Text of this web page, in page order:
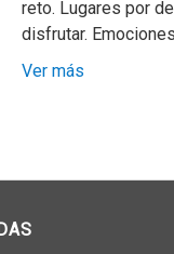
reto. Lugares por
disfrutar.
Ver más